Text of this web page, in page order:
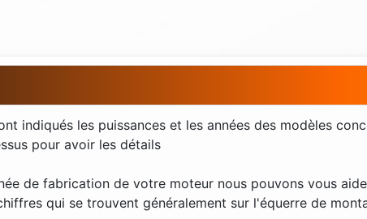
indiqués les puissances et les années des modèles
pour avoir les détails
de fabrication de votre moteur nous pouvons vous
qui se trouvent généralement sur l'équerre de